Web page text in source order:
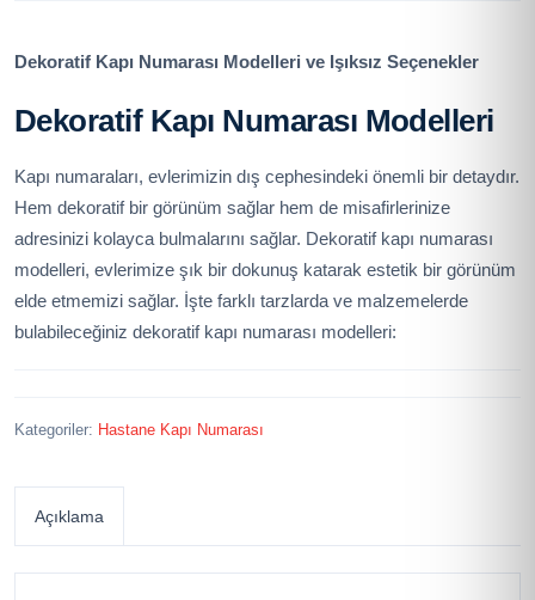
Dekoratif Kapı Numarası Modelleri ve Işıksız Seçenekler
Dekoratif Kapı Numarası Modelleri
Kapı numaraları, evlerimizin dış cephesindeki önemli bir detaydır.
Hem dekoratif bir görünüm sağlar hem de misafirlerinize
adresinizi kolayca bulmalarını sağlar. Dekoratif kapı numarası
modelleri, evlerimize şık bir dokunuş katarak estetik bir görünüm
elde etmemizi sağlar. İşte farklı tarzlarda ve malzemelerde
bulabileceğiniz dekoratif kapı numarası modelleri:
Kategoriler: Hastane Kapı Numarası
Açıklama